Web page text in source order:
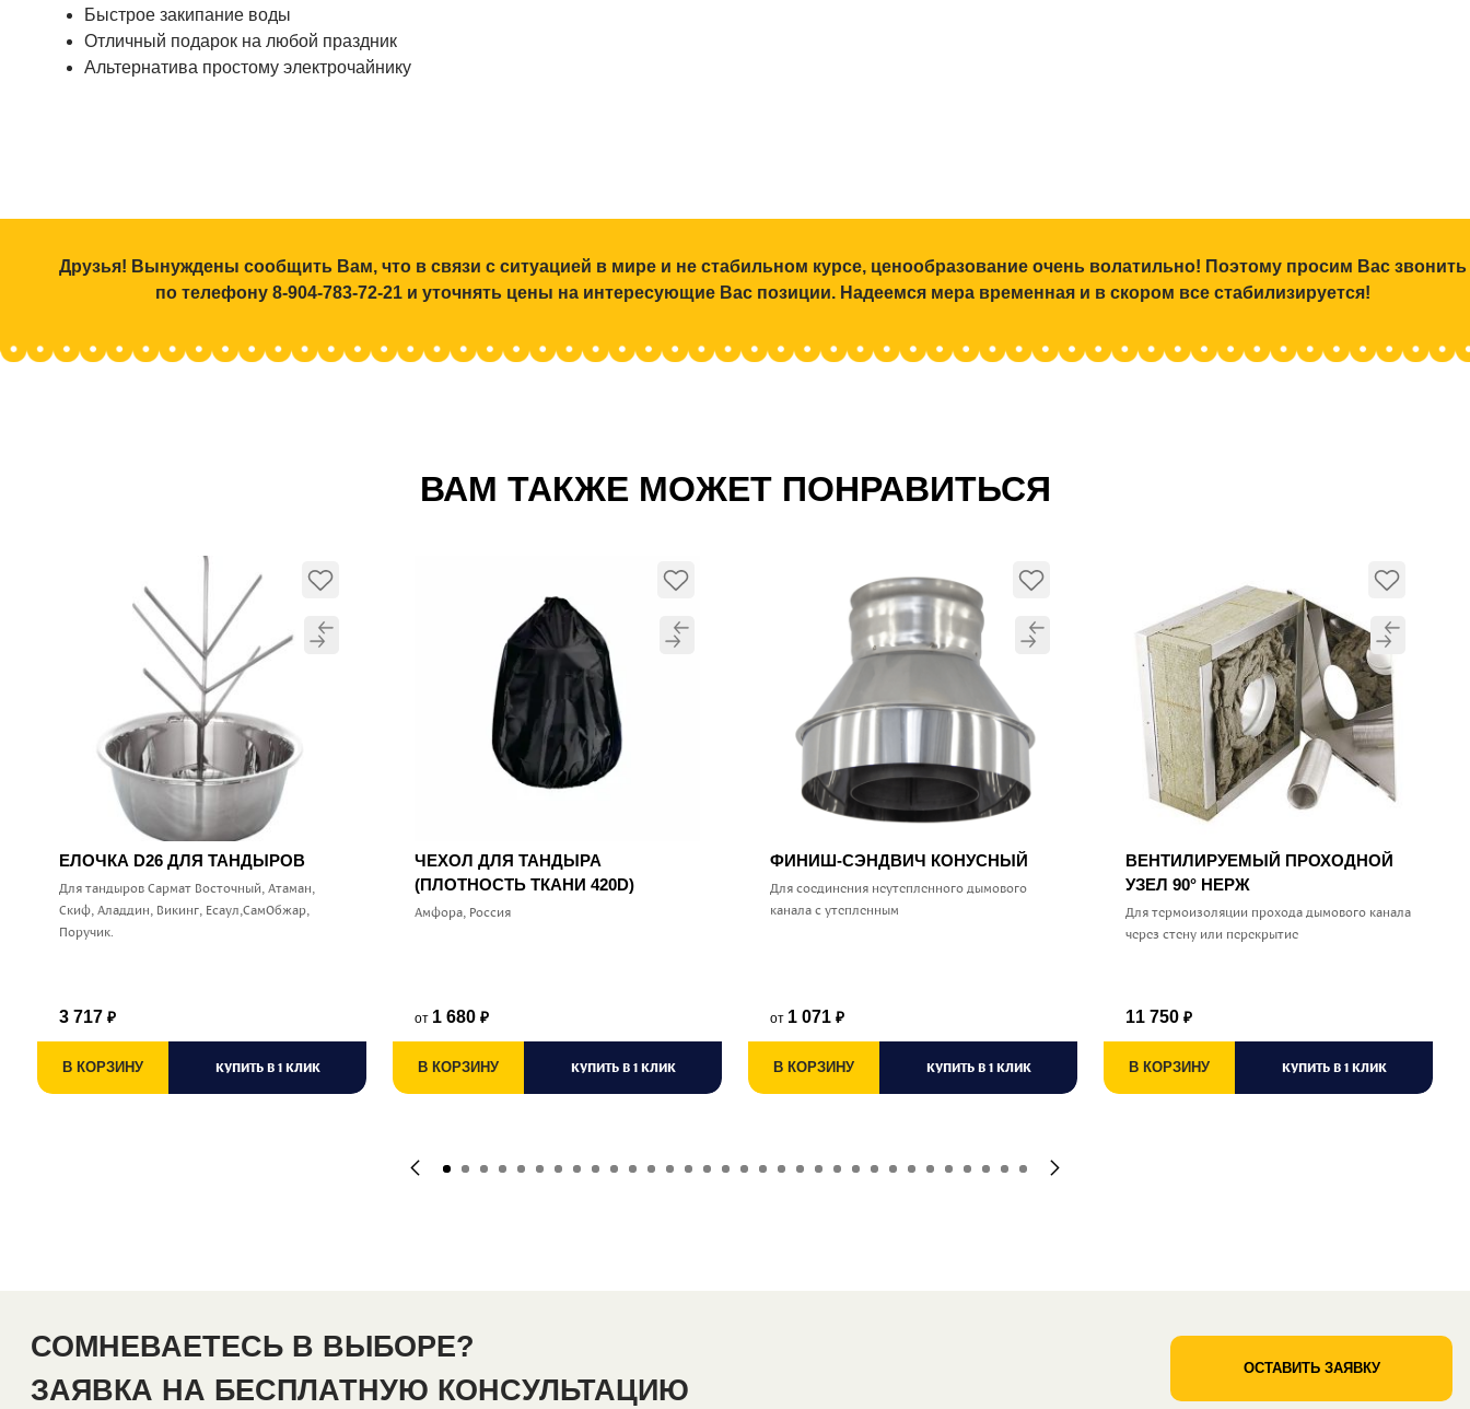
Быстрое закипание воды
Отличный подарок на любой праздник
Альтернатива простому электрочайнику
Друзья! Вынуждены сообщить Вам, что в связи с ситуацией в мире и не стабильном курсе, ценообразование очень волатильно! Поэтому просим Вас звонить
по телефону 8-904-783-72-21 и уточнять цены на интересующие Вас позиции. Надеемся мера временная и в скором все стабилизируется!
ВАМ ТАКЖЕ МОЖЕТ ПОНРАВИТЬСЯ
ЕЛОЧКА D26 ДЛЯ ТАНДЫРОВ
Для тандыров Сармат Восточный, Атаман,
Скиф, Аладдин, Викинг, Есаул,СамОбжар,
Поручик.
3 717 ₽
В КОРЗИНУ КУПИТЬ В 1 КЛИК
ЧЕХОЛ ДЛЯ ТАНДЫРА
(ПЛОТНОСТЬ ТКАНИ 420D)
Амфора, Россия
от 1 680 ₽
В КОРЗИНУ КУПИТЬ В 1 КЛИК
ФИНИШ-СЭНДВИЧ КОНУСНЫЙ
Для соединения неутепленного дымового
канала с утепленным
от 1 071 ₽
В КОРЗИНУ КУПИТЬ В 1 КЛИК
ВЕНТИЛИРУЕМЫЙ ПРОХОДНОЙ
УЗЕЛ 90° НЕРЖ
Для термоизоляции прохода дымового канала
через стену или перекрытие
11 750 ₽
В КОРЗИНУ КУПИТЬ В 1 КЛИК
СОМНЕВАЕТЕСЬ В ВЫБОРЕ?
ЗАЯВКА НА БЕСПЛАТНУЮ КОНСУЛЬТАЦИЮ
ОСТАВИТЬ ЗАЯВКУ